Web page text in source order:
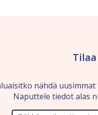
nähdä
Naputtele tiedot alas